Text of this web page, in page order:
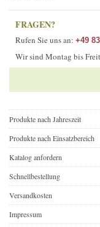
FRAGEN?
Rufen Sie uns an: +49
Wir sind Montag bis
Produkte nach Jahreszeit
Produkte nach Einsatzbereich
Katalog anfordern
Schnellbestellung
Versandkosten
Impressum